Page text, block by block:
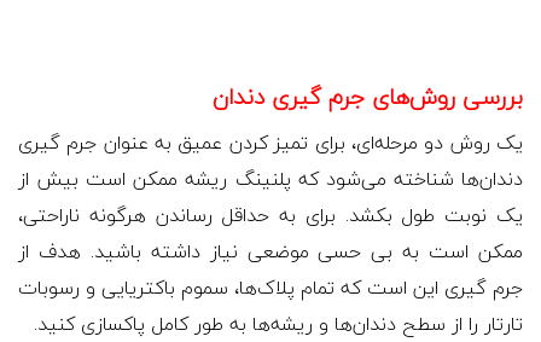
بررسی روش‌های جرم گیری دندان
یک روش دو مرحله‌ای، برای تمیز کردن عمیق به عنوان جرم گیری
دندان‌ها شناخته می‌شود که پلنینگ ریشه ممکن است بیش از
یک نوبت طول بکشد. برای به حداقل رساندن هرگونه ناراحتی،
ممکن است به بی حسی موضعی نیاز داشته باشید. هدف از
جرم گیری این است که تمام پلاک‌ها، سموم باکتریایی و رسوبات
تارتار را از سطح دندان‌ها و ریشه‌ها به طور کامل پاکسازی کنید.